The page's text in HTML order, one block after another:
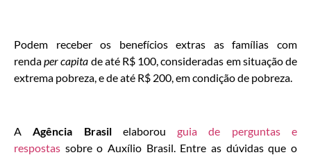
Podem receber os benefícios extras as famílias com
rendaper capita de até R$ 100, consideradas em situação de
extrema pobreza, e de até R$ 200, em condição de pobreza.
A Agência Brasilelaborouguia de perguntas e
respostas sobre o Auxílio Brasil. Entre as dúvidas que o